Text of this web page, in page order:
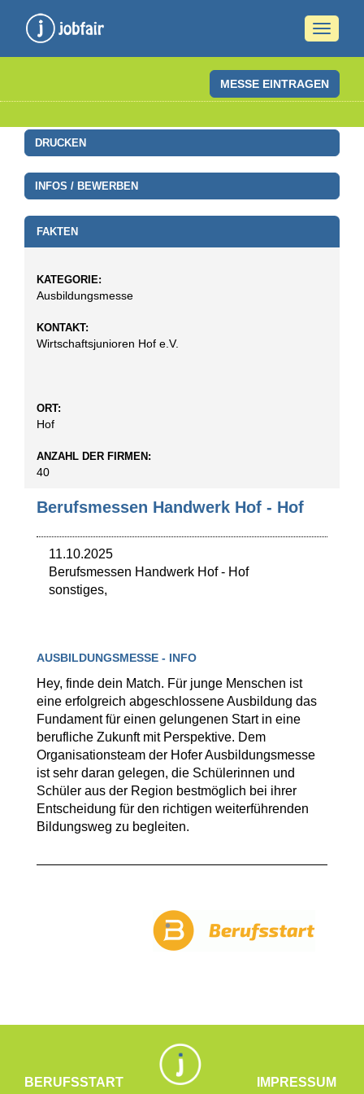
MESSE EINTRAGEN
DRUCKEN
INFOS / BEWERBEN
FAKTEN
KATEGORIE:
Ausbildungsmesse
KONTAKT:
Wirtschaftsjunioren Hof e.V.
ORT:
Hof
ANZAHL DER FIRMEN:
40
Berufsmessen Handwerk Hof - Hof
11.10.2025
Berufsmessen Handwerk Hof- Hof
sonstiges,
AUSBILDUNGSMESSE - INFO
Hey, finde dein Match. Für junge Menschen ist
eine erfolgreich abgeschlossene Ausbildung das
Fundament für einen gelungenen Start in eine
berufliche Zukunft mit Perspektive. Dem
Organisationsteam der Hofer Ausbildungsmesse
ist sehr daran gelegen, die Schülerinnen und
Schüler aus der Region bestmöglich bei ihrer
Entscheidung für den richtigen weiterführenden
Bildungsweg zu begleiten.
BERUFSSTART
IMPRESSUM